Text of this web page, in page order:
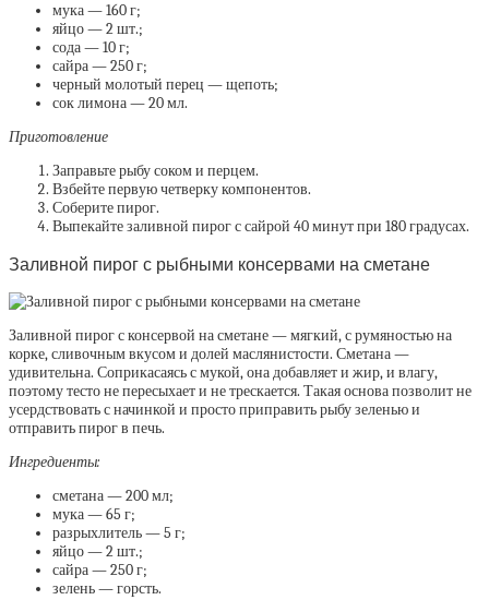
мука — 160 г;
яйцо — 2 шт.;
сода — 10 г;
сайра — 250 г;
черный молотый перец — щепоть;
сок лимона — 20 мл.
Приготовление
Заправьте рыбу соком и перцем.
Взбейте первую четверку компонентов.
Соберите пирог.
Выпекайте заливной пирог с сайрой 40 минут при 180 градусах.
Заливной пирог с рыбными консервами на сметане
Заливной пирог с консервой на сметане — мягкий, с румяностью на
корке, сливочным вкусом и долей маслянистости. Сметана —
удивительна. Соприкасаясь с мукой, она добавляет и жир, и влагу,
поэтому тесто не пересыхает и не трескается. Такая основа позволит не
усердствовать с начинкой и просто приправить рыбу зеленью и
отправить пирог в печь.
Ингредиенты:
сметана — 200 мл;
мука — 65 г;
разрыхлитель — 5 г;
яйцо — 2 шт.;
сайра — 250 г;
зелень — горсть.